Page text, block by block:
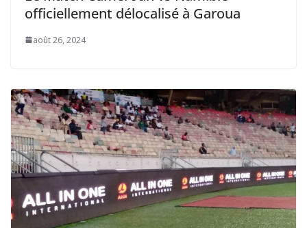
officiellement délocalisé à Garoua
août 26, 2024